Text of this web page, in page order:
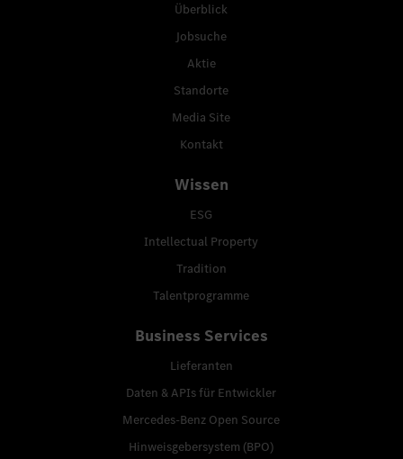
Überblick
Jobsuche
Aktie
Standorte
Media Site
Kontakt
Wissen
ESG
Intellectual Property
Tradition
Talentprogramme
Business Services
Lieferanten
Daten & APIs für Entwickler
Mercedes-Benz Open Source
Hinweisgebersystem (BPO)